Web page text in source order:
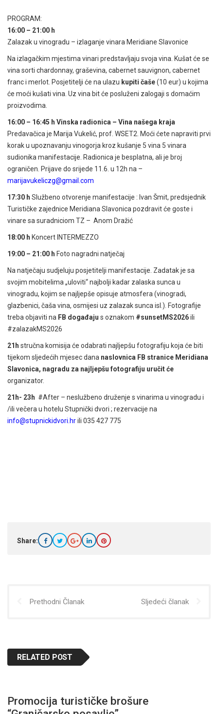
PROGRAM:
16:00 – 21:00 h
Zalazak u vinogradu – izlaganje vinara Meridiane Slavonice
Na izlagačkim mjestima vinari predstavljaju svoja vina. Kušat će se
vina sorti chardonnay, graševina, cabernet sauvignon, cabernet
franc i merlot. Posjetitelji će na ulazu kupiti čaše(10 eur) u kojima
će moći kušati vina. Uz vina bit će posluženi zalogaji s domaćim
proizvodima.
16:00 – 16:45 h Vinska radionica – Vina našega kraja
Predavačica je Marija Vukelić, prof. WSET2. Moći ćete napraviti prvi
korak u upoznavanju vinogorja kroz kušanje 5 vina 5 vinara
sudionika manifestacije. Radionica je besplatna, ali je broj
ograničen. Prijave do srijede 11.6. u 12h na –
marijavukeliczg@gmail.com
17:30 h Službeno otvorenje manifestacije : Ivan Šmit, predsjednik
Turističke zajednice Meridiana Slavonica pozdravit će goste i
vinare sa suradniciom TZ – Anom Dražić
18:00 h Koncert INTERMEZZO
19:00 – 21:00 h Foto nagradni natječaj
Na natječaju sudjeluju posjetitelji manifestacije. Zadatak je sa
svojim mobitelima „uloviti“ najbolji kadar zalaska sunca u
vinogradu, kojim se najljepše opisuje atmosfera (vinogradi,
glazbenici, čaša vina, osmijesi uz zalazak sunca isl.). Fotografije
treba objaviti na FB događaju s oznakom #sunsetMS2026ili
#zalazakMS2026
21h stručna komisija će odabrati najljepšu fotografiju koja će biti
tijekom sljedećih mjesec dana naslovnica FB stranice Meridiana
Slavonica, nagradu za najljepšu fotografiju uručit će
organizator.
21h- 23h #After – neslužbeno druženje s vinarima u vinogradu i
/ili večera u hotelu Stupnički dvori ; rezervacije na
info@stupnickidvori.hrili 035 427 775
Share:
Prethodni Članak Sljedeći članak
RELATED POST
Promocija turističke brošure